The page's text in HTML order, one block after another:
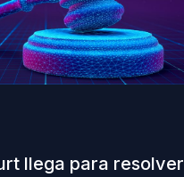
llega para resolver